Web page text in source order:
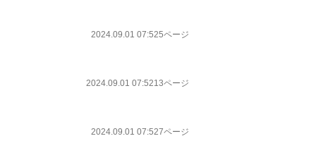
2024.09.01 07:525ページ
2024.09.01 07:5213ページ
2024.09.01 07:527ページ